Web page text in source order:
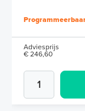
9010 Wit
Adviesprijs
€ 246,60